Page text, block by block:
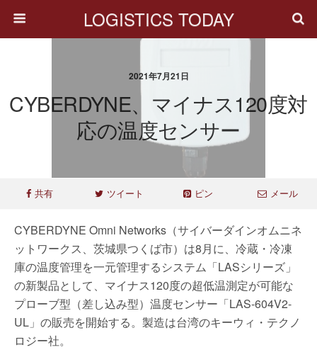
LOGISTICS TODAY
2021年7月21日
CYBERDYNE、マイナス120度対
応の温度センサー
共有 ツイート ピン メール
CYBERDYNE Omni Networks（サイバーダインオムニネ
ットワークス、茨城県つくば市）は8月に、冷蔵・冷凍
庫の温度管理を一元管理するシステム「LASシリーズ」
の新製品として、マイナス120度の超低温測定が可能な
プローブ型（差し込み型）温度センサー「LAS-604V2-
UL」の販売を開始する。製造は台湾のキーウィ・テクノ
ロジー社。